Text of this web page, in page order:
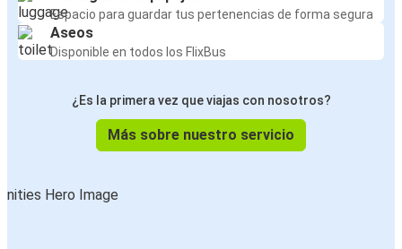
Espacio para guardar tus pertenencias de forma segura
Aseos
Disponible en todos los FlixBus
¿Es la primera vez que viajas con nosotros?
Más sobre nuestro servicio